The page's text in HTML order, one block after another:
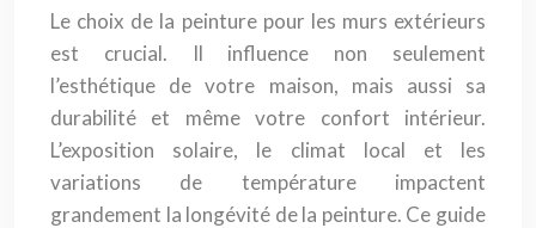
Le choix de la peinture pour les murs extérieurs
est crucial. Il influence non seulement
l’esthétique de votre maison, mais aussi sa
durabilité et même votre confort intérieur.
L’exposition solaire, le climat local et les
variations de température impactent
grandement la longévité de la peinture. Ce guide